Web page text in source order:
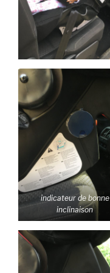
indicateur de bonne
inclinaison